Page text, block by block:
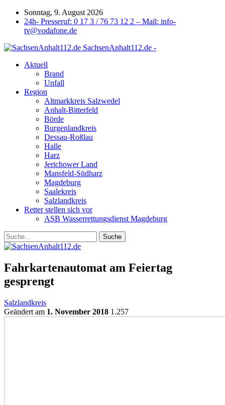
Sonntag, 9. August 2026
24h- Presseruf: 0 17 3 / 76 73 12 2 – Mail: info-
tv@vodafone.de
SachsenAnhalt112.de -
Aktuell
Brand
Unfall
Region
Altmarkkreis Salzwedel
Anhalt-Bitterfeld
Börde
Burgenlandkreis
Dessau-Roßlau
Halle
Harz
Jerichower Land
Mansfeld-Südharz
Magdeburg
Saalekreis
Salzlandkreis
Retter stellen sich vor
ASB Wasserrettungsdienst Magdeburg
Fahrkartenautomat am Feiertag
gesprengt
Salzlandkreis
Geändert am 1. November 2018 1.257